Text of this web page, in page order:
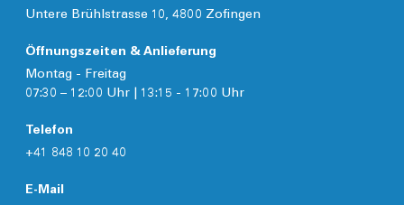
Untere Brühlstrasse 10, 4800 Zofingen
Öffnungszeiten & Anlieferung
Montag - Freitag
07:30 – 12:00 Uhr | 13:15 - 17:00 Uhr
Telefon
+41 848 10 20 40
E-Mail